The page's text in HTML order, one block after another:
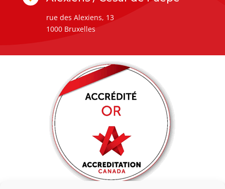
rue des Alexiens, 13
1000 Bruxelles